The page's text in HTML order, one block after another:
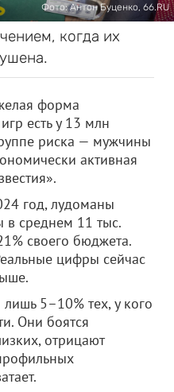
Фото: Антон Буценко, 66.RU
когда их
форма
есть у 13 млн
риска — мужчины
активная
год, лудоманы
в среднем 11 тыс.
своего бюджета.
цифры сейчас
5–10% тех, у кого
Они боятся
отрицают